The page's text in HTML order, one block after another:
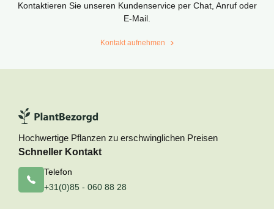
Kontaktieren Sie unseren Kundenservice per Chat, Anruf oder
E-Mail.
Kontakt aufnehmen
Hochwertige Pflanzen zu erschwinglichen Preisen
Schneller Kontakt
Telefon
+31(0)85 - 060 88 28